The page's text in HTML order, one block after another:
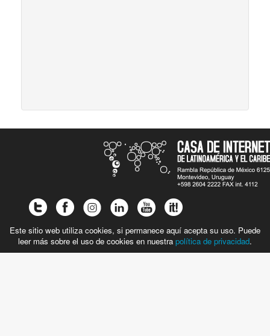
Este sitio web utiliza cookies, si permanece aquí acepta su uso. Puede
leer más sobre el uso de cookies en nuestra política de privacidad.